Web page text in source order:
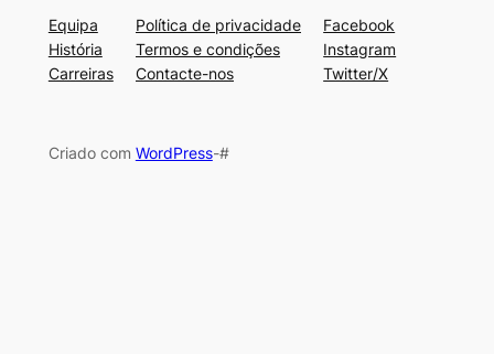
Equipa
História
Carreiras
Política de privacidade
Termos e condições
Contacte-nos
Facebook
Instagram
Twitter/X
Criado com WordPress-#